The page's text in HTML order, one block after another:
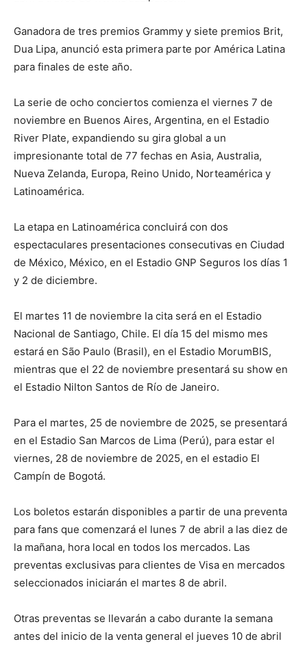
Ganadora de tres premios Grammy y siete premios Brit,
Dua Lipa, anunció esta primera parte por América Latina
para finales de este año.
La serie de ocho conciertos comienza el viernes 7 de
noviembre en Buenos Aires, Argentina, en el Estadio
River Plate, expandiendo su gira global a un
impresionante total de 77 fechas en Asia, Australia,
Nueva Zelanda, Europa, Reino Unido, Norteamérica y
Latinoamérica.
La etapa en Latinoamérica concluirá con dos
espectaculares presentaciones consecutivas en Ciudad
de México, México, en el Estadio GNP Seguros los días 1
y 2 de diciembre.
El martes 11 de noviembre la cita será en el Estadio
Nacional de Santiago, Chile. El día 15 del mismo mes
estará en São Paulo (Brasil), en el Estadio MorumBIS,
mientras que el 22 de noviembre presentará su show en
el Estadio Nilton Santos de Río de Janeiro.
Para el martes, 25 de noviembre de 2025, se presentará
en el Estadio San Marcos de Lima (Perú), para estar el
viernes, 28 de noviembre de 2025, en el estadio El
Campín de Bogotá.
Los boletos estarán disponibles a partir de una preventa
para fans que comenzará el lunes 7 de abril a las diez de
la mañana, hora local en todos los mercados. Las
preventas exclusivas para clientes de Visa en mercados
seleccionados iniciarán el martes 8 de abril.
Otras preventas se llevarán a cabo durante la semana
antes del inicio de la venta general el jueves 10 de abril